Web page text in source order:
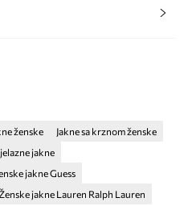
ženske
Jakne sa krznom ženske
jakne
jakne Guess
jakne Lauren Ralph Lauren